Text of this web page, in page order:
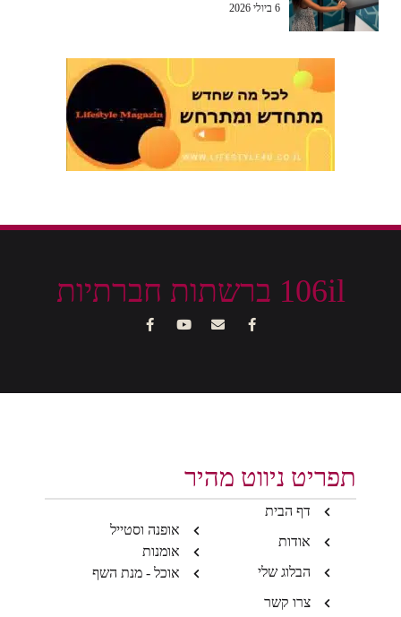
6 ביולי 2026
106il ברשתות חברתיות
תפריט ניווט מהיר
דף הבית
אודות
הבלוג שלי
צרו קשר
אופנה וסטייל
אומנות
אוכל - מנת השף